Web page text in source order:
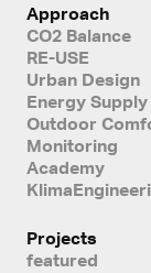
Approach
CO2 Balance
RE-USE
Urban Design
Energy Supply
Outdoor
Monitoring
Academy
Projects
featured